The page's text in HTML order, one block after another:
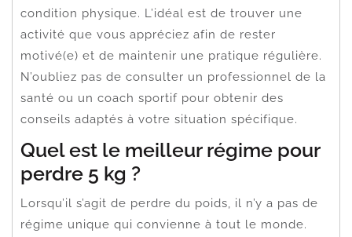
condition physique. L’idéal est de trouver une
activité que vous appréciez afin de rester
motivé(e) et de maintenir une pratique régulière.
N’oubliez pas de consulter un professionnel de la
santé ou un coach sportif pour obtenir des
conseils adaptés à votre situation spécifique.
Quel est le meilleur régime pour
perdre 5 kg ?
Lorsqu’il s’agit de perdre du poids, il n’y a pas de
régime unique qui convienne à tout le monde.